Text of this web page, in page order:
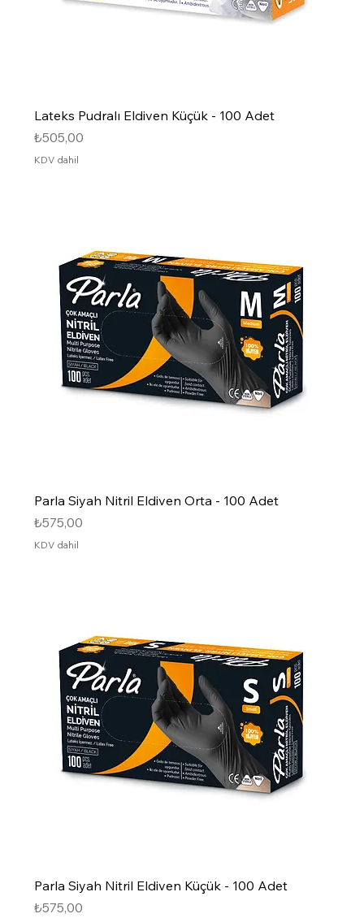
Lateks Pudralı Eldiven Küçük - 100 Adet
Fiyat
₺505,00
KDV dahil
Parla Siyah Nitril Eldiven Orta - 100 Adet
Fiyat
₺575,00
KDV dahil
Parla Siyah Nitril Eldiven Küçük - 100 Adet
Fiyat
₺575,00